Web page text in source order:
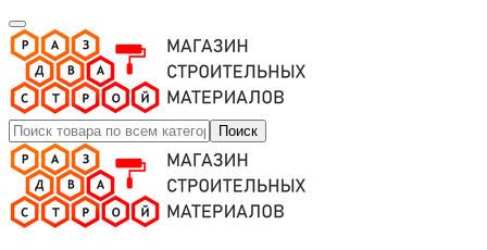
Поиск